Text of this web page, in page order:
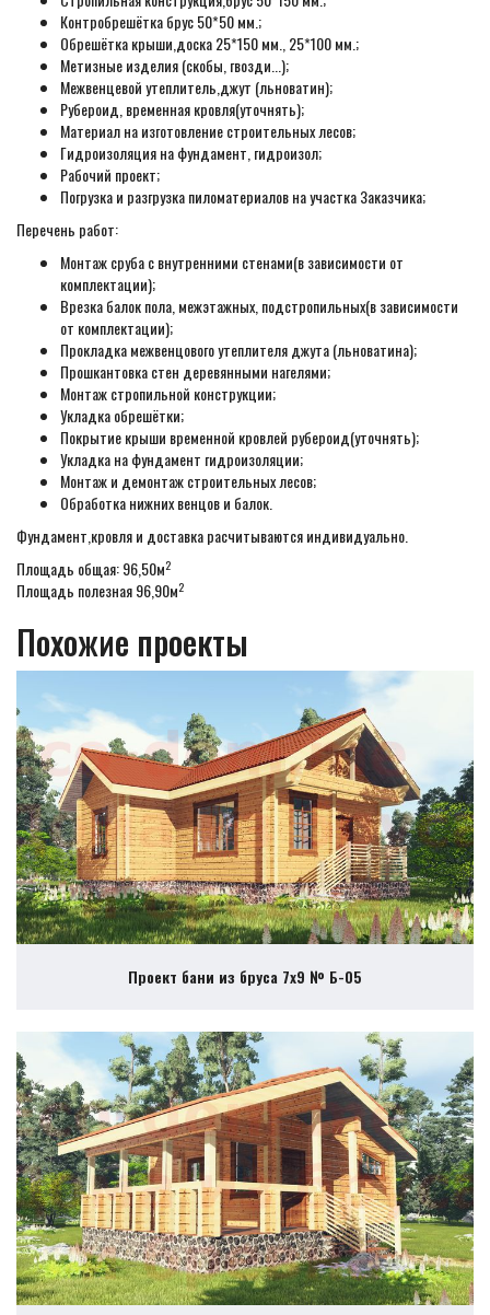
Контробрешётка брус 50*50 мм.;
Обрешётка крыши,доска 25*150 мм., 25*100 мм.;
Метизные изделия (скобы, гвозди...);
Межвенцевой утеплитель,джут (льноватин);
Рубероид, временная кровля(уточнять);
Материал на изготовление строительных лесов;
Гидроизоляция на фундамент, гидроизол;
Рабочий проект;
Погрузка и разгрузка пиломатериалов на участка Заказчика;
Перечень работ:
Монтаж сруба с внутренними стенами(в зависимости от
комплектации);
Врезка балок пола, межэтажных, подстропильных(в зависимости
от комплектации);
Прокладка межвенцового утеплителя джута (льноватина);
Прошкантовка стен деревянными нагелями;
Монтаж стропильной конструкции;
Укладка обрешётки;
Покрытие крыши временной кровлей рубероид(уточнять);
Укладка на фундамент гидроизоляции;
Монтаж и демонтаж строительных лесов;
Обработка нижних венцов и балок.
Фундамент,кровля и доставка расчитываются индивидуально.
Площадь общая: 96,50м2
Площадь полезная 96,90м2
Похожие проекты
Проект бани из бруса 7х9 № Б-05